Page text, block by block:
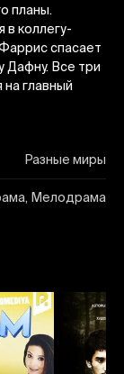
планы.
коллегу-
спасает
Дафну. Все три
главный
Разные миры
Мелодрама